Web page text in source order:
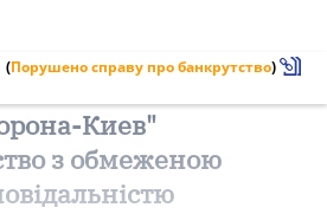
(Порушено справу про банкрутство)
Киев"
з обмеженою